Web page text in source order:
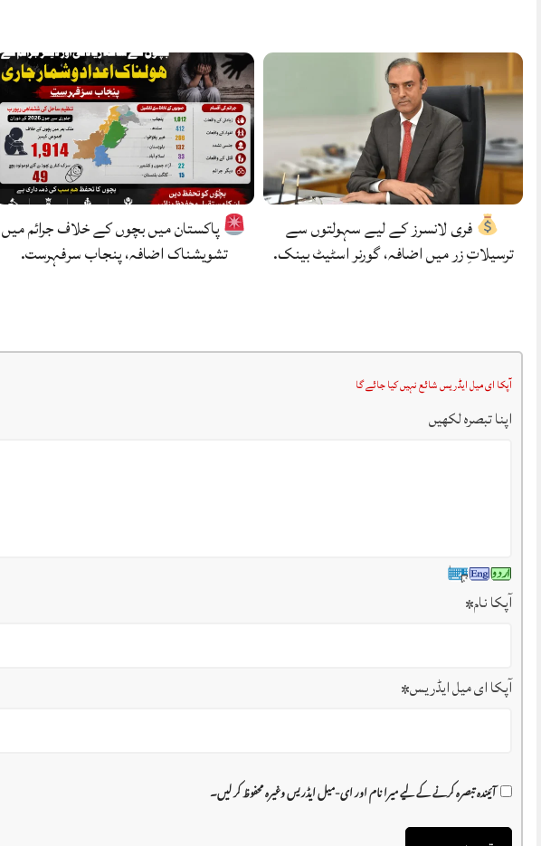
فری لانسرز کے لیے سہولتوں سے
ترسیلاتِ زر میں اضافہ، گورنر اسٹیٹ بینک.
پاکستان میں بچوں کے خلاف جرائم میں
تشویشناک اضافہ، پنجاب سرفہرست.
آپکا ای میل ایڈریس شائع نہیں کیا جائے گا
اپنا تبصرہ لکھیں
آپکا نام*
آپکا ای میل ایڈریس*
آئیندہ تبصرہ کرنے کے لیے میرا نام اور ای-میل ایڈریس وغیرہ محفوظ کر لیں۔